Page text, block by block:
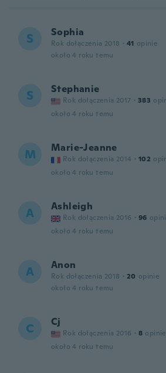
S Sophia
Rok dołączenia 2018 · 41 opinie
około 4 roku temu
S Stephanie
Rok dołączenia 2017 · 383
około 4 roku temu
M Marie-Jeanne
Rok dołączenia 2014 · 102
około 4 roku temu
A Ashleigh
Rok dołączenia 2016 · 96
około 4 roku temu
A Anon
Rok dołączenia 2018 · 20 opinie
około 4 roku temu
C Cj
Rok dołączenia 2016 · 8 opinie
około 4 roku temu